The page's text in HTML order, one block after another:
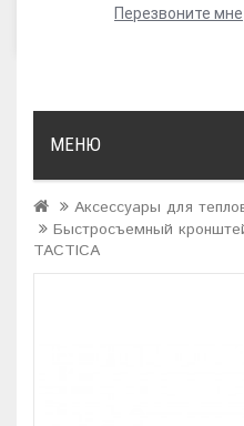
Перезвоните мне
МЕНЮ
Аксессуары для
Быстросъемный
TACTICA